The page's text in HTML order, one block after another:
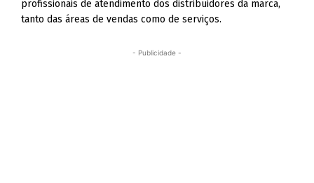
profissionais de atendimento dos distribuidores da marca,
tanto das áreas de vendas como de serviços.
- Publicidade -